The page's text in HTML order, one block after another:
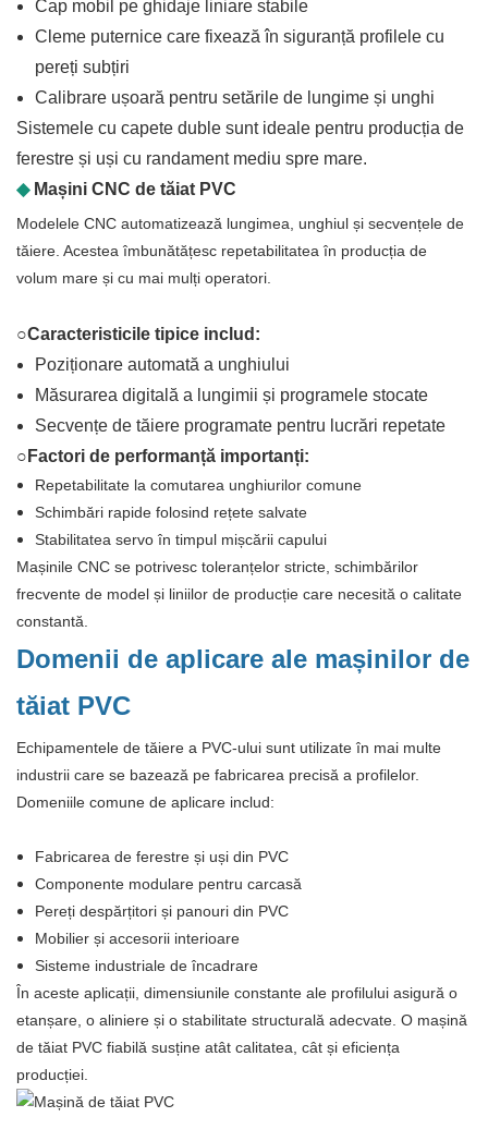
Cap mobil pe ghidaje liniare stabile
Cleme puternice care fixează în siguranță profilele cu
pereți subțiri
Calibrare ușoară pentru setările de lungime și unghi
Sistemele cu capete duble sunt ideale pentru producția de
ferestre și uși cu randament mediu spre mare.
◆Mașini CNC de tăiat PVC
Modelele CNC automatizează lungimea, unghiul și secvențele de
tăiere. Acestea îmbunătățesc repetabilitatea în producția de
volum mare și cu mai mulți operatori.
○Caracteristicile tipice includ:
Poziționare automată a unghiului
Măsurarea digitală a lungimii și programele stocate
Secvențe de tăiere programate pentru lucrări repetate
○Factori de performanță importanți:
Repetabilitate la comutarea unghiurilor comune
Schimbări rapide folosind rețete salvate
Stabilitatea servo în timpul mișcării capului
Mașinile CNC se potrivesc toleranțelor stricte, schimbărilor
frecvente de model și liniilor de producție care necesită o calitate
constantă.
Domenii de aplicare ale mașinilor de
tăiat PVC
Echipamentele de tăiere a PVC-ului sunt utilizate în mai multe
industrii care se bazează pe fabricarea precisă a profilelor.
Domeniile comune de aplicare includ:
Fabricarea de ferestre și uși din PVC
Componente modulare pentru carcasă
Pereți despărțitori și panouri din PVC
Mobilier și accesorii interioare
Sisteme industriale de încadrare
În aceste aplicații, dimensiunile constante ale profilului asigură o
etanșare, o aliniere și o stabilitate structurală adecvate. O mașină
de tăiat PVC fiabilă susține atât calitatea, cât și eficiența
producției.